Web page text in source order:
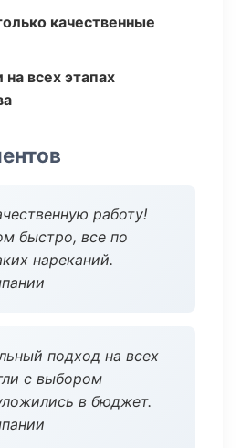
качественные
на всех этапах
работу!
быстро, все по
нареканий.
подход на всех
с выбором
в бюджет.